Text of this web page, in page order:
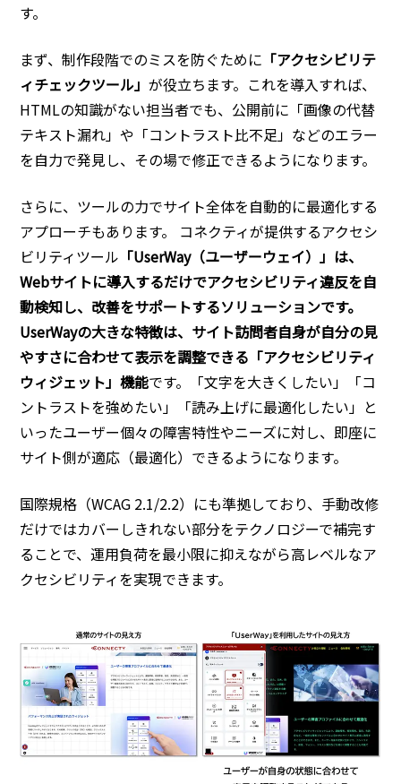
す。
まず、制作段階でのミスを防ぐために 「アクセシビリテ
ィチェックツール」が役立ちます。これを導入すれば、
HTMLの知識がない担当者でも、公開前に「画像の代替
テキスト漏れ」や「コントラスト比不足」などのエラー
を自力で発見し、その場で修正できるようになります。
さらに、ツールの力でサイト全体を自動的に最適化する
アプローチもあります。 コネクティが提供するアクセシ
ビリティツール 「UserWay（ユーザーウェイ）」は、
Webサイトに導入するだけでアクセシビリティ違反を自
動検知し、改善をサポートするソリューションです。
UserWayの大きな特徴は、サイト訪問者自身が自分の見
やすさに合わせて表示を調整できる「アクセシビリティ
ウィジェット」機能です。「文字を大きくしたい」「コ
ントラストを強めたい」「読み上げに最適化したい」と
いったユーザー個々の障害特性やニーズに対し、即座に
サイト側が適応（最適化）できるようになります。
国際規格（WCAG 2.1/2.2）にも準拠しており、手動改修
だけではカバーしきれない部分をテクノロジーで補完す
ることで、運用負荷を最小限に抑えながら高レベルなア
クセシビリティを実現できます。